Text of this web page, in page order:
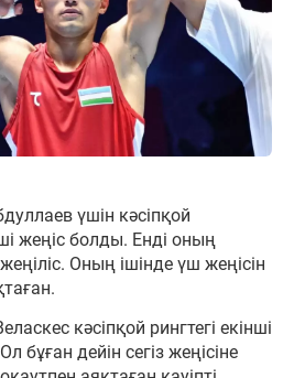
үшін кәсіпқой
жеңіс болды. Енді оның
Оның ішінде үш жеңісін
кәсіпқой рингтегі екінші
бұған дейін сегіз жеңісіне